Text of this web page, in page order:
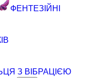
ФЕНТЕЗІЙНІ
З ВІБРАЦІЄЮ